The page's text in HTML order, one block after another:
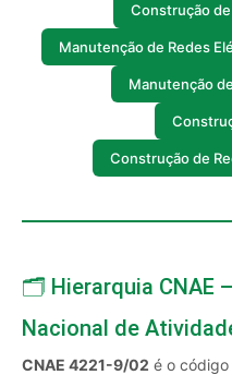
Construção
Manutenção de Redes
Manutenção
Construção de
🗂️ Hierarquia CNAE
Nacional de
CNAE 4221-9/02 é o